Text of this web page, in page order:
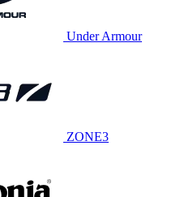
Under Armour
ZONE3